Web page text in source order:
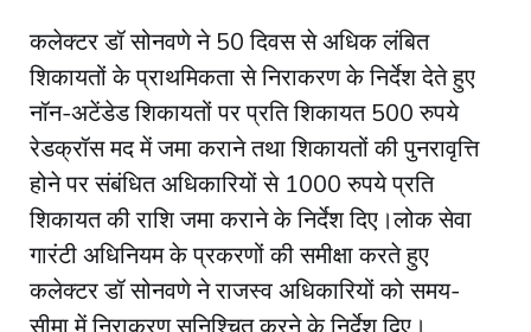
कलेक्टर डॉ सोनवणे ने 50 दिवस से अधिक लंबित
शिकायतों के प्राथमिकता से निराकरण के निर्देश देते हुए
नॉन-अटेंडेड शिकायतों पर प्रति शिकायत 500 रुपये
रेडक्रॉस मद में जमा कराने तथा शिकायतों की पुनरावृत्ति
होने पर संबंधित अधिकारियों से 1000 रुपये प्रति
शिकायत की राशि जमा कराने के निर्देश दिए।लोक सेवा
गारंटी अधिनियम के प्रकरणों की समीक्षा करते हुए
कलेक्टर डॉ सोनवणे ने राजस्व अधिकारियों को समय-